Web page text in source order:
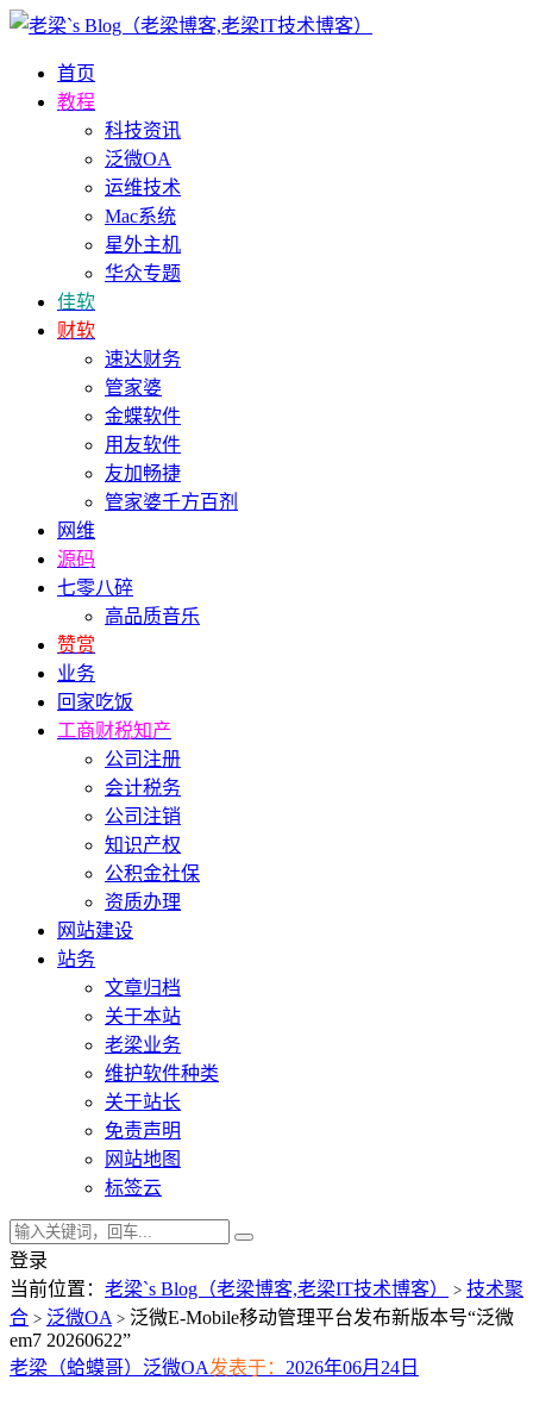
首页
教程
科技资讯
泛微OA
运维技术
Mac系统
星外主机
华众专题
佳软
财软
速达财务
管家婆
金蝶软件
用友软件
友加畅捷
管家婆千方百剂
网维
源码
七零八碎
高品质音乐
赞赏
业务
回家吃饭
工商财税知产
公司注册
会计税务
公司注销
知识产权
公积金社保
资质办理
网站建设
站务
文章归档
关于本站
老梁业务
维护软件种类
关于站长
免责声明
网站地图
标签云
登录
当前位置： 老梁`s Blog（老梁博客,老梁IT技术博客） > 技术聚
合 > 泛微OA > 泛微E-Mobile移动管理平台发布新版本号“泛微
em7 20260622”
老梁（蛤蟆哥） 泛微OA发表于： 2026年06月24日